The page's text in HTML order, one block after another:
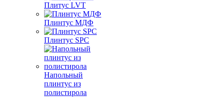
Плитус LVT
Плинтус МДФ
Плинтус SPC
Напольный
плинтус из
полистирола